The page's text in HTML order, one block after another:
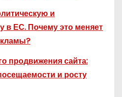
и
в ЕС. Почему это меняет
продвижения сайта:
и росту